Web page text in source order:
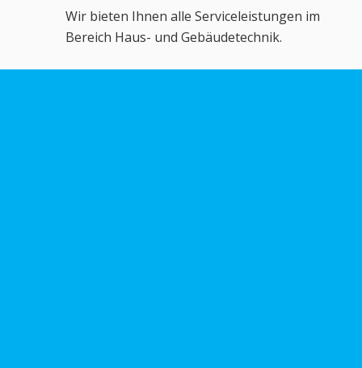
Wir bieten Ihnen alle Serviceleistungen im
Bereich Haus- und Gebäudetechnik.